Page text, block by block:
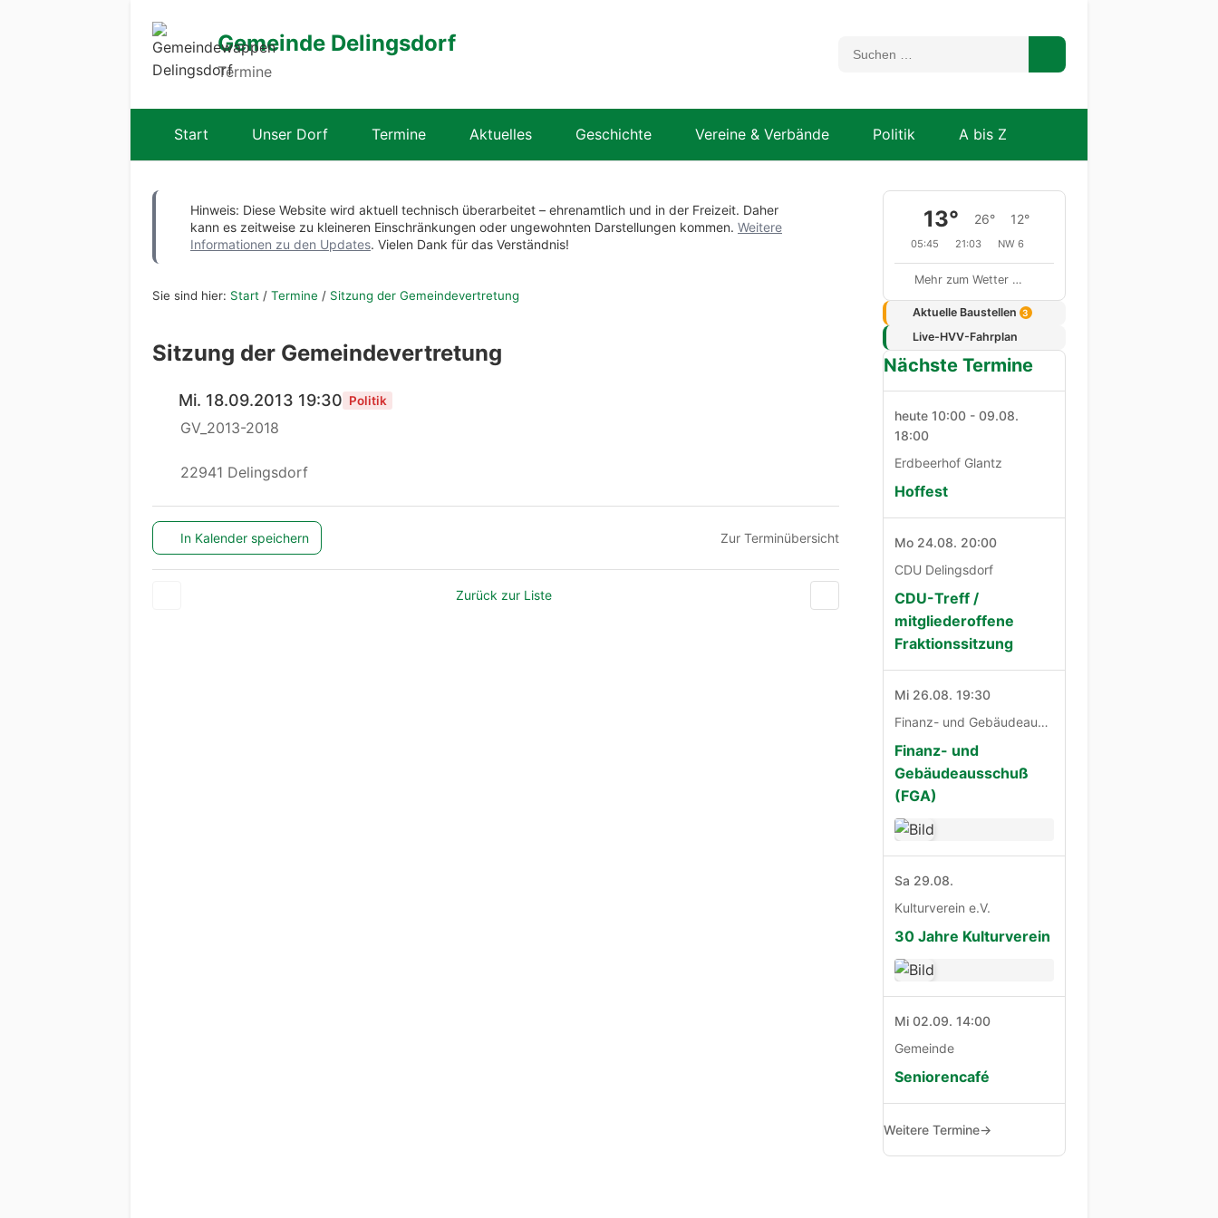
Gemeinde Delingsdorf
Termine
Start Unser Dorf Termine Aktuelles Geschichte Vereine & Verbände Politik A bis Z
Hinweis: Diese Website wird aktuell technisch überarbeitet – ehrenamtlich und in der Freizeit. Daher
kann es zeitweise zu kleineren Einschränkungen oder ungewohnten Darstellungen kommen. Weitere
Informationen zu den Updates. Vielen Dank für das Verständnis!
Sie sind hier: Start / Termine / Sitzung der Gemeindevertretung
Sitzung der Gemeindevertretung
Mi. 18.09.2013 19:30 Politik
GV_2013-2018
22941 Delingsdorf
In Kalender speichern Zur Terminübersicht
Zurück zur Liste
13° 26° 12°
05:45 21:03 NW 6
Mehr zum Wetter …
Aktuelle Baustellen 3
Live-HVV-Fahrplan
Nächste Termine
heute 10:00 - 09.08.
18:00
Erdbeerhof Glantz
Hoffest
Mo 24.08. 20:00
CDU Delingsdorf
CDU-Treff /
mitgliederoffene
Fraktionssitzung
Mi 26.08. 19:30
Finanz- und Gebäudeausschuß
Finanz- und
Gebäudeausschuß
(FGA)
Sa 29.08.
Kulturverein e.V.
30 Jahre Kulturverein
Mi 02.09. 14:00
Gemeinde
Seniorencafé
Weitere Termine→